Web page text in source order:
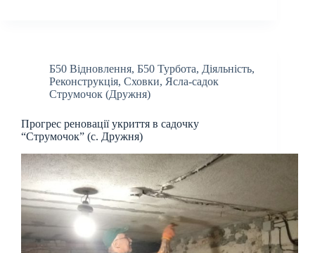
Б50 Відновлення, Б50 Турбота, Діяльність,
Реконструкція, Сховки, Ясла-садок
Струмочок (Дружня)
Прогрес реновації укриття в садочку
“Струмочок” (с. Дружня)